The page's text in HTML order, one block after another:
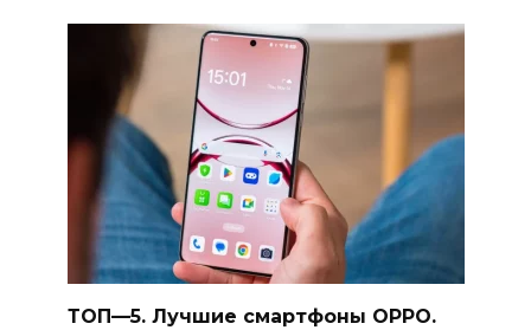
ТОП—5. Лучшие смартфоны OPPO.